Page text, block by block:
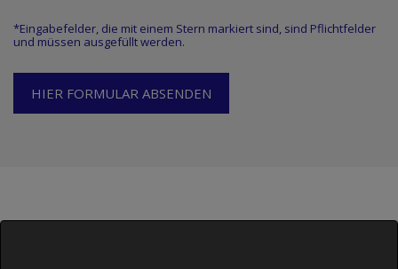
*Eingabefelder, die mit einem Stern markiert sind, sind Pflichtfelder
und müssen ausgefüllt werden.